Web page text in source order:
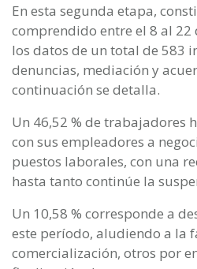
En esta segunda etapa,
comprendido entre el 8 al 22
los datos de un total de 583
denuncias, mediación y
continuación se detalla.
Un 46,52 % de trabajadores
con sus empleadores a
puestos laborales, con una
hasta tanto continúe la
Un 10,58 % corresponde a
este período, aludiendo a la
comercialización, otros por